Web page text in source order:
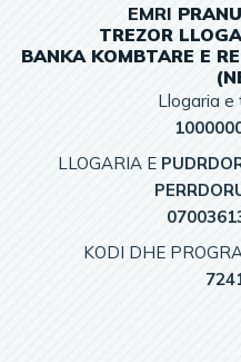
EMRI
TREZOR
BANKA KOMBTARE E
Llogaria e
LLOGARIA E
KODI DHE